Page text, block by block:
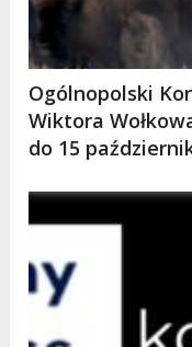
Ogólnopolski
Wiktora
do 15